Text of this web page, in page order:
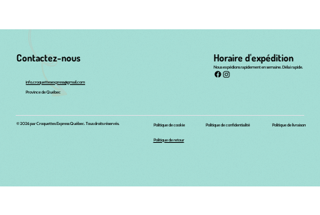
Contactez-nous Horaire d'expédition
Nous expédions rapidement en semaine. Délai rapide.
info.croquettesexpress@gmail.com
Province de Québec
© 2026 par Croquettes Express Québec. Tous droits réservés.
Politique de retour
Politique de cookie Politique de confidentialité Politique de livraison